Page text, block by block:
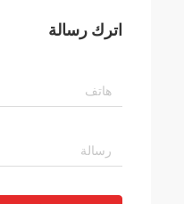
اترك رسالة